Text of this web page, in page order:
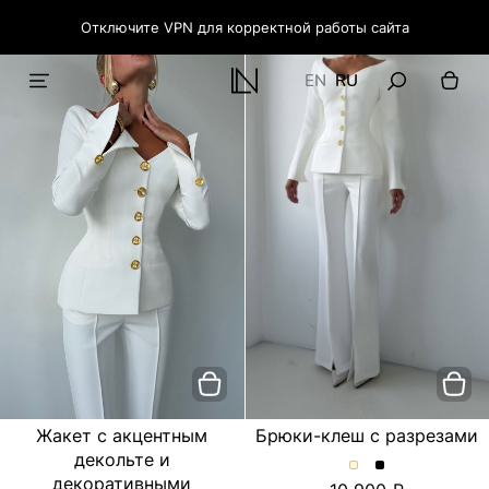
Отключите VPN для корректной работы сайта
EN RU
Жакет с акцентным
декольте и
декоративными
Брюки-клеш с разрезами
Брюки-Брюки-